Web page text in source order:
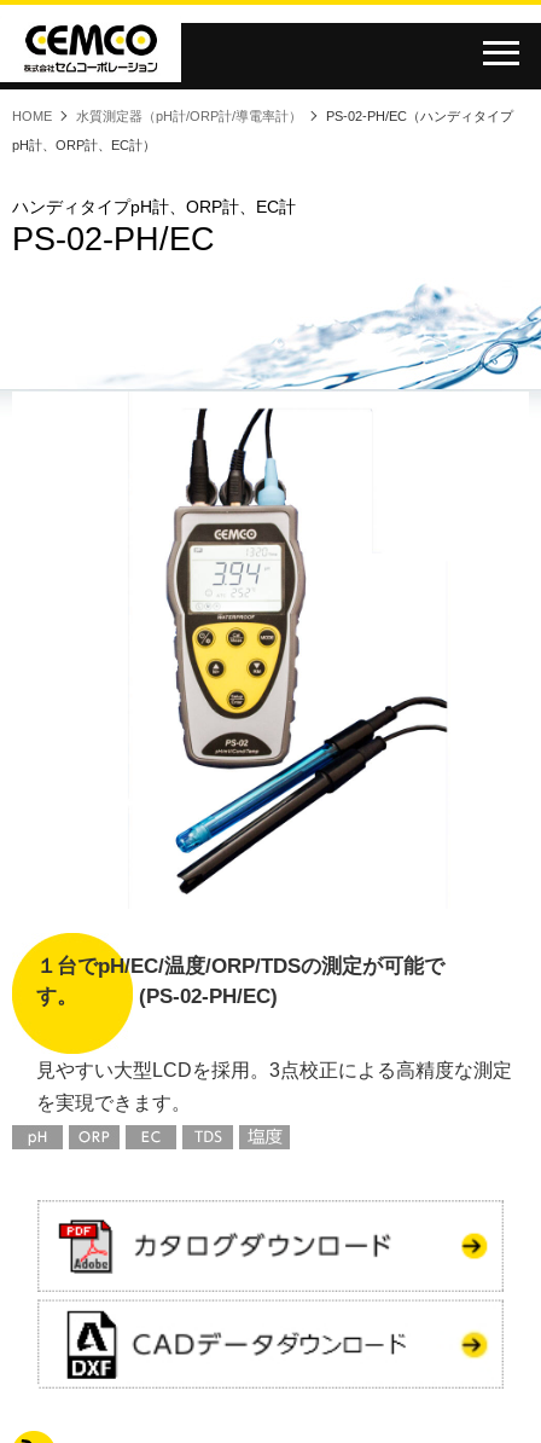
HOME 水質測定器（pH計/ORP計/導電率計）
PS-02-PH/EC（ハンディタイプ
pH計、ORP計、EC計）
ハンディタイプpH計、ORP計、EC計
PS-02-PH/EC
１台でpH/EC/温度/ORP/TDSの測定が可能で
す。 (PS-02-PH/EC)
見やすい大型LCDを採用。3点校正による高精度な測定
を実現できます。